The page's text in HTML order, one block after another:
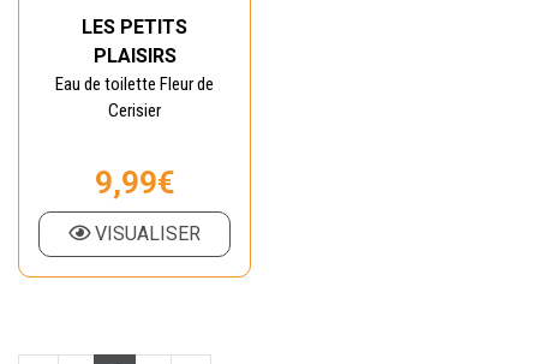
LES PETITS
PLAISIRS
Eau de toilette Fleur de
Cerisier
9,99€
VISUALISER